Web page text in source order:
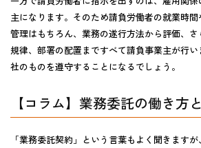
主になります。そのため請負労働者の就業時
管理はもちろん、業務の遂行方法から評価、
規律、部署の配置まですべて請負事業主が行
社のものを遵守することになるでしょう。
【コラム】業務委託の働き方
「業務委託契約」という言葉もよく聞きます